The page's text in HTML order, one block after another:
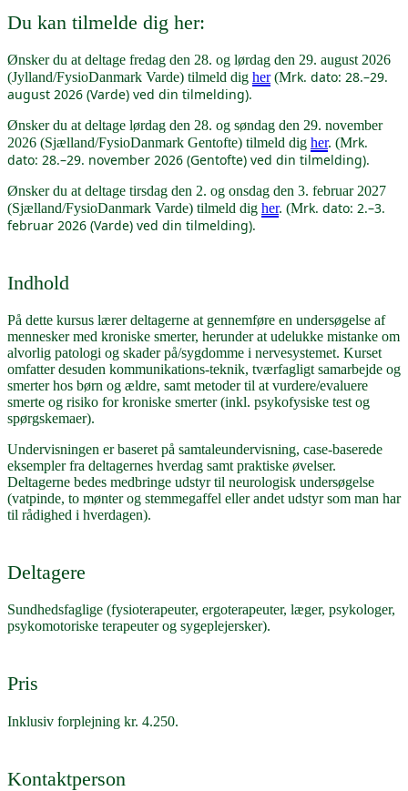
Du kan tilmelde dig her:
Ønsker du at deltage fredag den 28. og lørdag den 29. august 2026
(Jylland/FysioDanmark Varde) tilmeld dig her(Mrk. dato: 28.–29.
august 2026 (Varde) ved din tilmelding).
Ønsker du at deltage lørdag den 28. og søndag den 29. november
2026 (Sjælland/FysioDanmark Gentofte) tilmeld dig her. (Mrk.
dato: 28.–29. november 2026 (Gentofte) ved din tilmelding).
Ønsker du at deltage tirsdag den 2. og onsdag den 3. februar 2027
(Sjælland/FysioDanmark Varde) tilmeld dig her. (Mrk. dato: 2.–3.
februar 2026 (Varde) ved din tilmelding).
Indhold
På dette kursus lærer deltagerne at gennemføre en undersøgelse af
mennesker med kroniske smerter, herunder at udelukke mistanke om
alvorlig patologi og skader på/sygdomme i nervesystemet. Kurset
omfatter desuden kommunikations-teknik, tværfagligt samarbejde og
smerter hos børn og ældre, samt metoder til at vurdere/evaluere
smerte og risiko for kroniske smerter (inkl. psykofysiske test og
spørgskemaer).
Undervisningen er baseret på samtaleundervisning, case-baserede
eksempler fra deltagernes hverdag samt praktiske øvelser.
Deltagerne bedes medbringe udstyr til neurologisk undersøgelse
(vatpinde, to mønter og stemmegaffel eller andet udstyr som man har
til rådighed i hverdagen).
Deltagere
Sundhedsfaglige (fysioterapeuter, ergoterapeuter, læger, psykologer,
psykomotoriske terapeuter og sygeplejersker).
Pris
Inklusiv forplejning kr. 4.250.
Kontaktperson